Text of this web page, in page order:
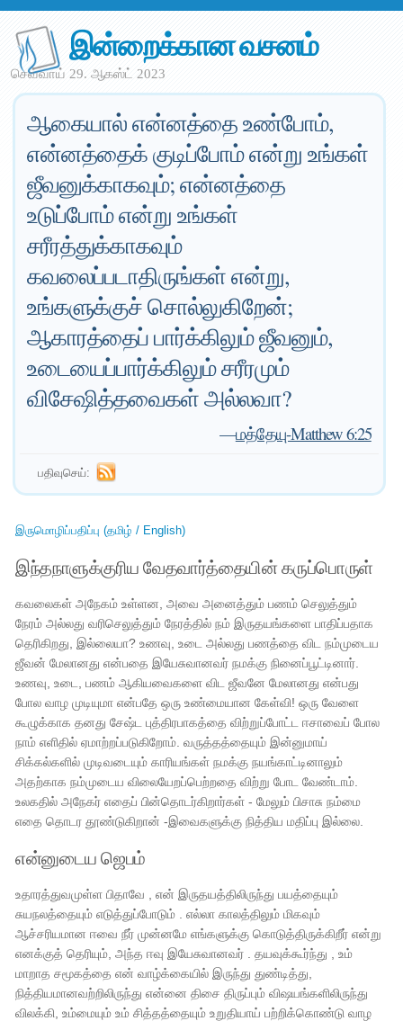
இன்றைக்கான வசனம்
செவ்வாய் 29. ஆகஸ்ட் 2023
ஆகையால் என்னத்தை உண்போம்,
என்னத்தைக் குடிப்போம் என்று உங்கள்
ஜீவனுக்காகவும்; என்னத்தை
உடுப்போம் என்று உங்கள்
சரீரத்துக்காகவும்
கவலைப்படாதிருங்கள் என்று,
உங்களுக்குச் சொல்லுகிறேன்;
ஆகாரத்தைப் பார்க்கிலும் ஜீவனும்,
உடையைப்பார்க்கிலும் சரீரமும்
விசேஷித்தவைகள் அல்லவா?
—மத்தேயு-Matthew 6:25
பதிவுசெய்:
இருமொழிப்பதிப்பு (தமிழ் / English)
இந்தநாளுக்குரிய வேதவார்த்தையின் கருப்பொருள்
கவலைகள் அநேகம் உள்ளன, அவை அனைத்தும் பணம் செலுத்தும்
நேரம் அல்லது வரிசெலுத்தும் நேரத்தில் நம் இருதயங்களை பாதிப்பதாக
தெரிகிறது, இல்லையா? உணவு, உடை அல்லது பணத்தை விட நம்முடைய
ஜீவன் மேலானது என்பதை இயேசுவானவர் நமக்கு நினைப்பூட்டினார்.
உணவு, உடை, பணம் ஆகியவைகளை விட ஜீவனே மேலானது என்பது
போல வாழ முடியுமா என்பதே ஒரு உண்மையான கேள்வி! ஒரு வேளை
கூழுக்காக தனது சேஷ்ட புத்திரபாகத்தை விற்றுப்போட்ட ஈசாவைப் போல
நாம் எளிதில் ஏமாற்றப்படுகிறோம். வருத்தத்தையும் இன்னுமாய்
சிக்கல்களில் முடிவடையும் காரியங்கள் நமக்கு நயங்காட்டினாலும்
அதற்காக நம்முடைய விலையேறப்பெற்றதை விற்று போட வேண்டாம்.
உலகதில் அநேகர் எதைப் பின்தொடர்கிறார்கள் - மேலும் பிசாசு நம்மை
எதை தொடர தூண்டுகிறான் -இவைகளுக்கு நித்திய மதிப்பு இல்லை.
என்னுடைய ஜெபம்
உதாரத்துவமுள்ள பிதாவே , என் இருதயத்திலிருந்து பயத்தையும்
சுயநலத்தையும் எடுத்துப்போடும் . எல்லா காலத்திலும் மிகவும்
ஆச்சரியமான ஈவை நீர் முன்னமே எங்களுக்கு கொடுத்திருக்கிறீர் என்று
எனக்குத் தெரியும், அந்த ஈவு இயேசுவானவர் . தயவுக்கூர்ந்து , உம்
மாறாத சமூகத்தை என் வாழ்க்கையில் இருந்து துண்டித்து,
நித்தியமானவற்றிலிருந்து என்னை திசை திருப்பும் விஷயங்களிலிருந்து
விலக்கி, உம்மையும் உம் சித்தத்தையும் உறுதியாய் பற்றிக்கொண்டு வாழ